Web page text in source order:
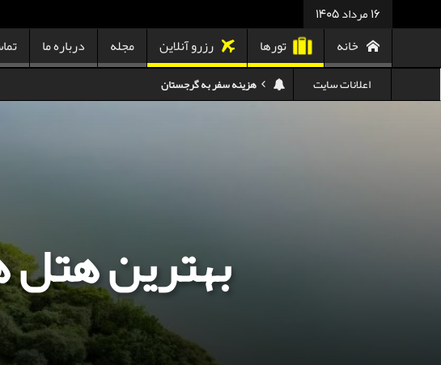
16 مرداد 1405
خانه تورها رزرو آنلاین مجله درباره ما
اعلانات سایت
هزینه سفر به تایلند
هزینه سفر به گرجستان
بهترین هتل